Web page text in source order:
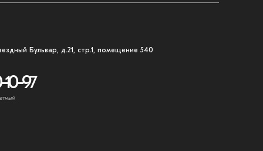
Бульвар, д.21, стр.1, помещение 540
97